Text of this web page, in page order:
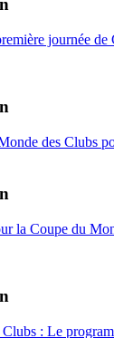
journée de
des Clubs
la Coupe du
: Le